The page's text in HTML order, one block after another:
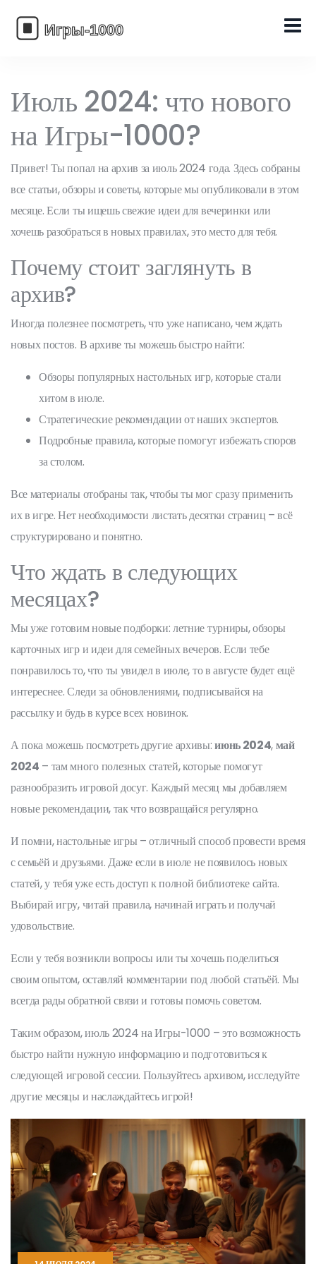
Июль 2024: что нового
на Игры-1000?
Привет! Ты попал на архив за июль 2024 года. Здесь собраны
все статьи, обзоры и советы, которые мы опубликовали в этом
месяце. Если ты ищешь свежие идеи для вечеринки или
хочешь разобраться в новых правилах, это место для тебя.
Почему стоит заглянуть в
архив?
Иногда полезнее посмотреть, что уже написано, чем ждать
новых постов. В архиве ты можешь быстро найти:
Обзоры популярных настольных игр, которые стали
хитом в июле.
Стратегические рекомендации от наших экспертов.
Подробные правила, которые помогут избежать споров
за столом.
Все материалы отобраны так, чтобы ты мог сразу применить
их в игре. Нет необходимости листать десятки страниц – всё
структурировано и понятно.
Что ждать в следующих
месяцах?
Мы уже готовим новые подборки: летние турниры, обзоры
карточных игр и идеи для семейных вечеров. Если тебе
понравилось то, что ты увидел в июле, то в августе будет ещё
интереснее. Следи за обновлениями, подписывайся на
рассылку и будь в курсе всех новинок.
А пока можешь посмотреть другие архивы:июнь 2024,май
2024 – там много полезных статей, которые помогут
разнообразить игровой досуг. Каждый месяц мы добавляем
новые рекомендации, так что возвращайся регулярно.
И помни, настольные игры – отличный способ провести время
с семьёй и друзьями. Даже если в июле не появилось новых
статей, у тебя уже есть доступ к полной библиотеке сайта.
Выбирай игру, читай правила, начинай играть и получай
удовольствие.
Если у тебя возникли вопросы или ты хочешь поделиться
своим опытом, оставляй комментарии под любой статьёй. Мы
всегда рады обратной связи и готовы помочь советом.
Таким образом, июль 2024 на Игры-1000 – это возможность
быстро найти нужную информацию и подготовиться к
следующей игровой сессии. Пользуйтесь архивом, исследуйте
другие месяцы и наслаждайтесь игрой!